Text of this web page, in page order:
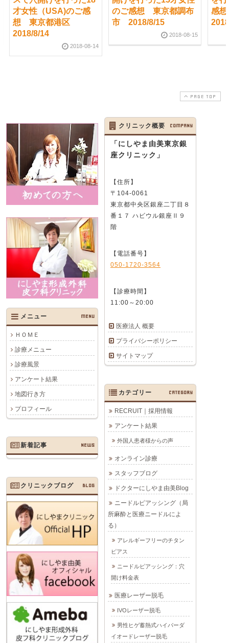
才女性（USA)のご感
想 東京都港区
2018/8/14
2018-08-14
のご感想 東京都調布
市 2018/8/15
2018-08-15
感
PAGE TOP
メニュー MENU
ＨＯＭＥ
診療メニュー
診療風景
アンケート結果
地図行き方
プロフィール
クリニック概要 COMPANY
「にしやま由美東京銀
座クリニック」
【住所】
〒104-0061
東京都中央区銀座二丁目８
番１７ ハビウル銀座Ⅱ９
階
【電話番号】
050-1720-3564
【診療時間】
11:00～20:00
医療法人 概要
プライバシーポリシー
サイトマップ
カテゴリー CATEGORY
RECRUIT｜採用情報
アンケート結果
外国人患者様からの声
オンライン診療
スタッフブログ
ドクターにしやま由美Blog
ニードルピアッシング（局
所麻酔と医療ニードルによ
る）
アレルギーフリーのチタン
ピアス
ニードルピアッシング：穴
開け料金表
医療レーザー脱毛
IVOレーザー脱毛
男性ヒゲ蓄熱式ハイパーダ
イオードレーザー脱毛
新着記事 NEWS
クリニックブログ BLOG